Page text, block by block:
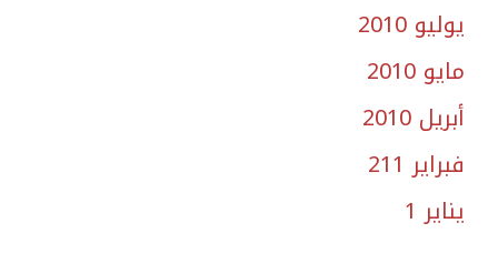
يوليو 2010
مايو 2010
أبريل 2010
فبراير 211
يناير 1